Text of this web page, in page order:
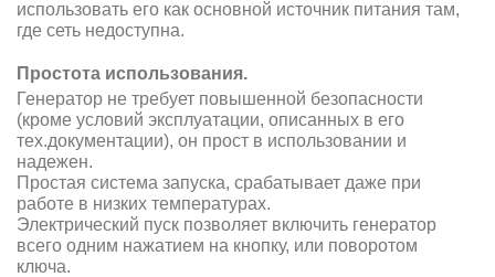
использовать его как основной источник питания там,
где сеть недоступна.
Простота использования.
Генератор не требует повышенной безопасности
(кроме условий эксплуатации, описанных в его
тех.документации), он прост в использовании и
надежен.
Простая система запуска, срабатывает даже при
работе в низких температурах.
Электрический пуск позволяет включить генератор
всего одним нажатием на кнопку, или поворотом
ключа.